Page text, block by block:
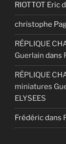
RIOTTOT Eric
christophe
RÉPLIQUE
Guerlain dans
RÉPLIQUE
miniatures
ELYSEES
Frédéricdans